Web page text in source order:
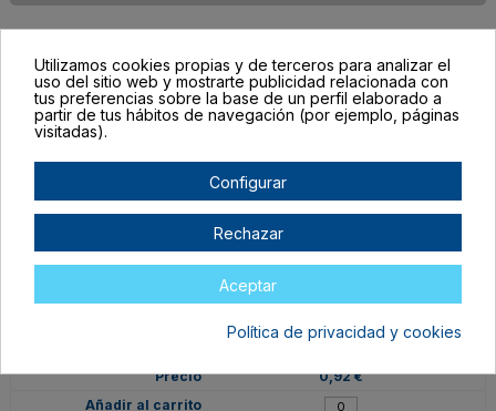
TALLA ÚNICA ADULTO
0,92 €
Utilizamos cookies propias y de terceros para analizar el
uso del sitio web y mostrarte publicidad relacionada con
tus preferencias sobre la base de un perfil elaborado a
partir de tus hábitos de navegación (por ejemplo, páginas
visitadas).
Configurar
Rechazar
Aceptar
Política de privacidad y cookies